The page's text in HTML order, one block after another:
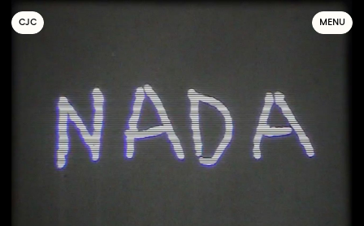
COLLECTIF
JEUNE
C INÉMA MENU